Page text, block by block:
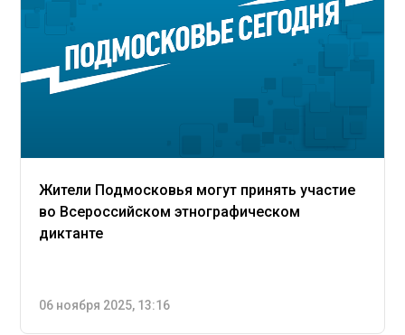
Жители Подмосковья могут принять участие
во Всероссийском этнографическом
диктанте
06 ноября 2025, 13:16